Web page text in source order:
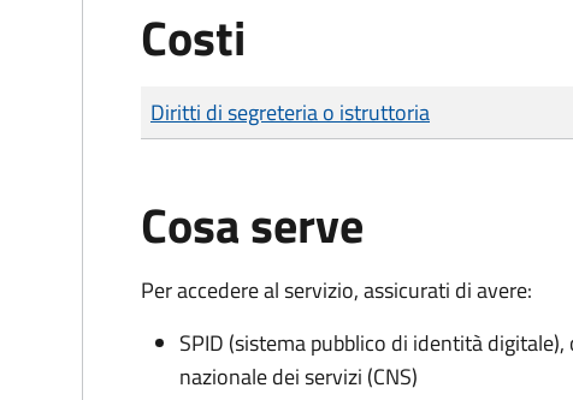
Costi
Tipo di pagamento
Importo
Diritti di segreteria o istruttoria
Cosa serve
Per accedere al servizio, assicurati di avere:
SPID (sistema pubblico di identità
nazionale dei servizi (CNS)